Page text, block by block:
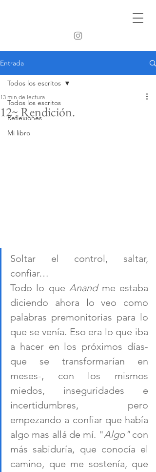
Entrada
Todos los escritos
Reflexiones
Mi libro
Todos los escritos
12~ Rendición.
13 min de lectura
Soltar el control, saltar,
confiar…
Todo lo que Anand me estaba
diciendo ahora lo veo como
palabras premonitorias para lo
que se venía. Eso era lo que iba
a hacer en los próximos días-
que se transformarían en
meses-, con los mismos
miedos, inseguridades e
incertidumbres, pero
empezando a confiar que había
algo mas allá de mí. "Algo" con
más sabiduría, que conocía el
camino, que me sostenía, que